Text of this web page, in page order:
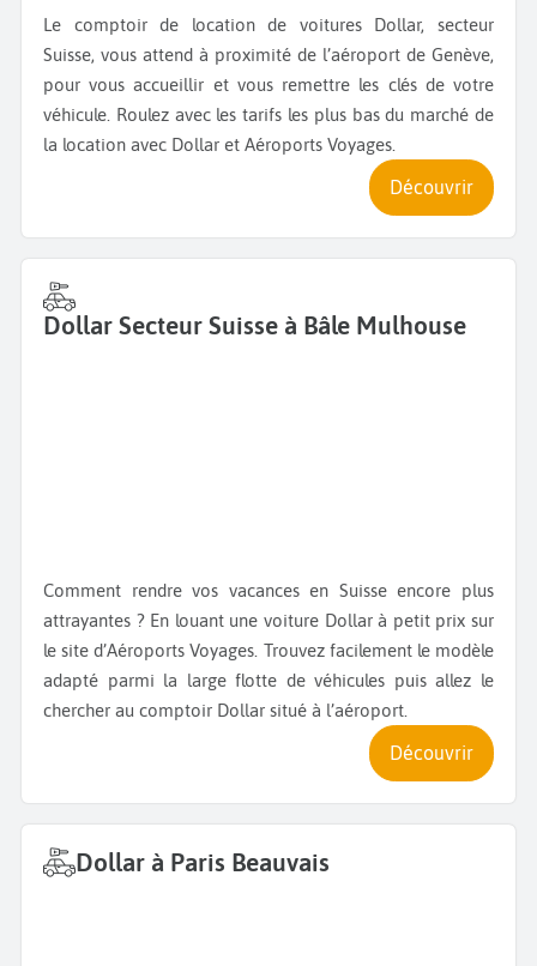
Le comptoir de location de voitures Dollar, secteur
Suisse, vous attend à proximité de l’aéroport de Genève,
pour vous accueillir et vous remettre les clés de votre
véhicule. Roulez avec les tarifs les plus bas du marché de
la location avec Dollar et Aéroports Voyages.
Découvrir
Dollar Secteur Suisse à Bâle Mulhouse
Comment rendre vos vacances en Suisse encore plus
attrayantes ? En louant une voiture Dollar à petit prix sur
le site d’Aéroports Voyages. Trouvez facilement le modèle
adapté parmi la large flotte de véhicules puis allez le
chercher au comptoir Dollar situé à l’aéroport.
Découvrir
Dollar à Paris Beauvais